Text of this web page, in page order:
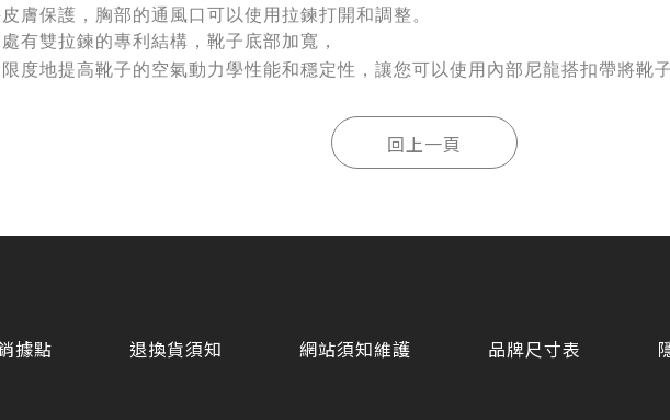
膚保護，胸部的通風口可以使用拉鍊打開和調整。
有雙拉鍊的專利結構，靴子底部加寬，
度地提高靴子的空氣動力學性能和穩定性，讓您可以使用內部尼龍搭扣帶將靴
據點 退換貨須知 網站須知維護 品牌尺寸表